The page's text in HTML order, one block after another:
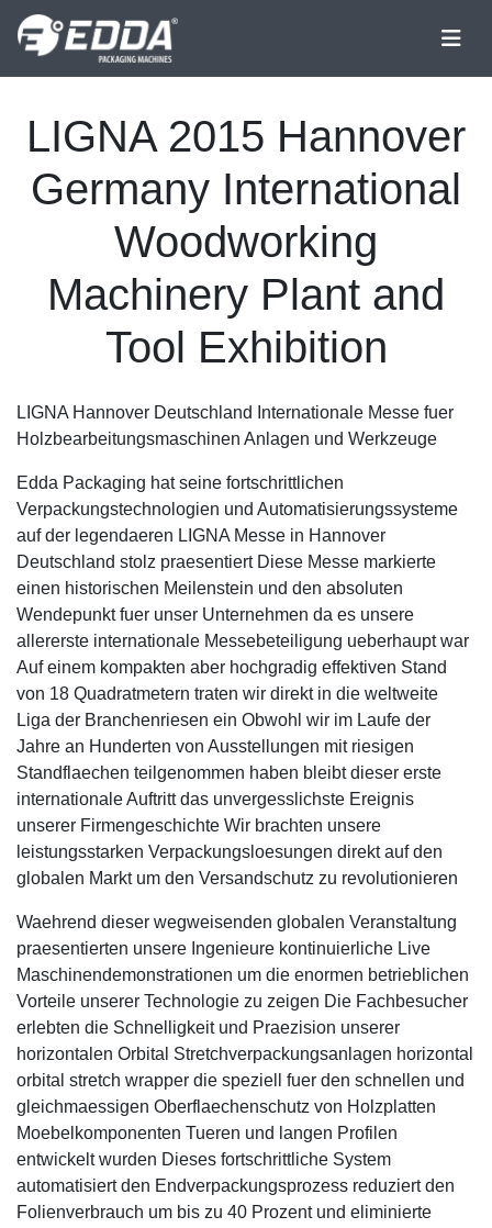
LIGNA 2015 Hannover
Germany International
Woodworking
Machinery Plant and
Tool Exhibition
LIGNA Hannover Deutschland Internationale Messe fuer
Holzbearbeitungsmaschinen Anlagen und Werkzeuge
Edda Packaging hat seine fortschrittlichen
Verpackungstechnologien und Automatisierungssysteme
auf der legendaeren LIGNA Messe in Hannover
Deutschland stolz praesentiert Diese Messe markierte
einen historischen Meilenstein und den absoluten
Wendepunkt fuer unser Unternehmen da es unsere
allererste internationale Messebeteiligung ueberhaupt war
Auf einem kompakten aber hochgradig effektiven Stand
von 18 Quadratmetern traten wir direkt in die weltweite
Liga der Branchenriesen ein Obwohl wir im Laufe der
Jahre an Hunderten von Ausstellungen mit riesigen
Standflaechen teilgenommen haben bleibt dieser erste
internationale Auftritt das unvergesslichste Ereignis
unserer Firmengeschichte Wir brachten unsere
leistungsstarken Verpackungsloesungen direkt auf den
globalen Markt um den Versandschutz zu revolutionieren
Waehrend dieser wegweisenden globalen Veranstaltung
praesentierten unsere Ingenieure kontinuierliche Live
Maschinendemonstrationen um die enormen betrieblichen
Vorteile unserer Technologie zu zeigen Die Fachbesucher
erlebten die Schnelligkeit und Praezision unserer
horizontalen Orbital Stretchverpackungsanlagen horizontal
orbital stretch wrapper die speziell fuer den schnellen und
gleichmaessigen Oberflaechenschutz von Holzplatten
Moebelkomponenten Tueren und langen Profilen
entwickelt wurden Dieses fortschrittliche System
automatisiert den Endverpackungsprozess reduziert den
Folienverbrauch um bis zu 40 Prozent und eliminierte